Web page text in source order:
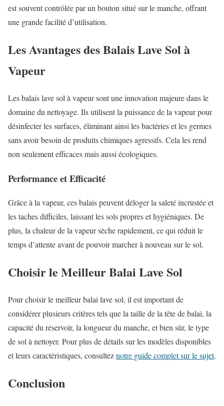
est souvent contrôlée par un bouton situé sur le manche, offrant
une grande facilité d’utilisation.
Les Avantages des Balais Lave Sol à
Vapeur
Les balais lave sol à vapeur sont une innovation majeure dans le
domaine du nettoyage. Ils utilisent la puissance de la vapeur pour
désinfecter les surfaces, éliminant ainsi les bactéries et les germes
sans avoir besoin de produits chimiques agressifs. Cela les rend
non seulement efficaces mais aussi écologiques.
Performance et Efficacité
Grâce à la vapeur, ces balais peuvent déloger la saleté incrustée et
les taches difficiles, laissant les sols propres et hygiéniques. De
plus, la chaleur de la vapeur sèche rapidement, ce qui réduit le
temps d’attente avant de pouvoir marcher à nouveau sur le sol.
Choisir le Meilleur Balai Lave Sol
Pour choisir le meilleur balai lave sol, il est important de
considérer plusieurs critères tels que la taille de la tête de balai, la
capacité du réservoir, la longueur du manche, et bien sûr, le type
de sol à nettoyer. Pour plus de détails sur les modèles disponibles
et leurs caractéristiques, consulteznotre guide complet sur le sujet.
Conclusion